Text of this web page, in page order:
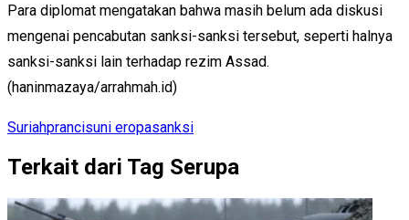
Para diplomat mengatakan bahwa masih belum ada diskusi
mengenai pencabutan sanksi-sanksi tersebut, seperti halnya
sanksi-sanksi lain terhadap rezim Assad.
(haninmazaya/arrahmah.id)
Suriahprancisuni eropasanksi
Terkait dari Tag Serupa